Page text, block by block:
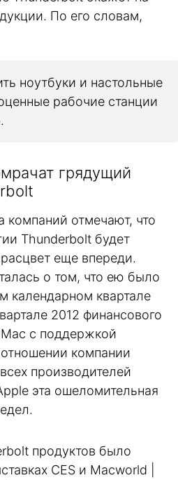
По его словам,
ноутбуки и настольные
рабочие станции
грядущий
компаний отмечают, что
Thunderbolt будет
еще впереди.
о том, что ею было
календарном квартале
2012 финансового
c поддержкой
компании
производителей
эта ошеломительная
продуктов было
CES и Macworld |